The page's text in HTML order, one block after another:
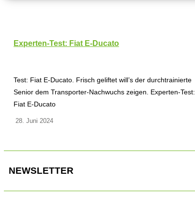
Experten-Test: Fiat E-Ducato
Test: Fiat E-Ducato. Frisch geliftet will’s der durchtrainierte
Senior dem Transporter-Nachwuchs zeigen. Experten-Test:
Fiat E-Ducato
28. Juni 2024
NEWSLETTER